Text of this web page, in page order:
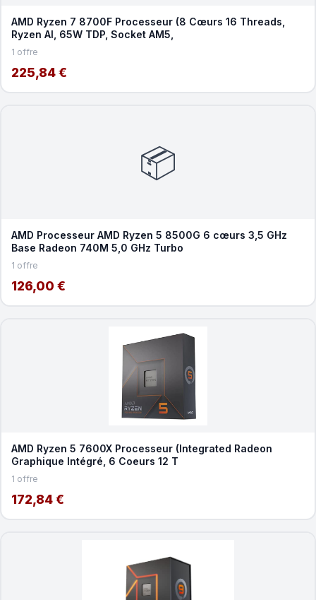
AMD Ryzen 7 8700F Processeur (8 Cœurs 16 Threads,
Ryzen AI, 65W TDP, Socket AM5,
1 offre
225,84 €
📦
AMD Processeur AMD Ryzen 5 8500G 6 cœurs 3,5 GHz
Base Radeon 740M 5,0 GHz Turbo
1 offre
126,00 €
AMD Ryzen 5 7600X Processeur (Integrated Radeon
Graphique Intégré, 6 Coeurs 12 T
1 offre
172,84 €